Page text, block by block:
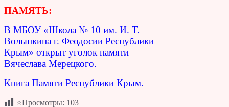
ПАМЯТЬ:
В МБОУ «Школа № 10 им. И. Т.
Волынкина г. Феодосии Республики
Крым» открыт уголок памяти
Вячеслава Мерецкого.
Книга Памяти Республики Крым.
⭐Просмотры: 103